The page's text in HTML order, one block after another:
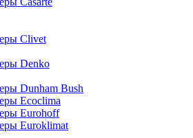
Clivet
Denko
Dunham Bush
Ecoclima
Eurohoff
Euroklimat